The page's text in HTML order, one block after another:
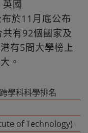
國
布於11月底公布
有92個國家及
有5間大學榜上
。
學科科學排名
of Technology)